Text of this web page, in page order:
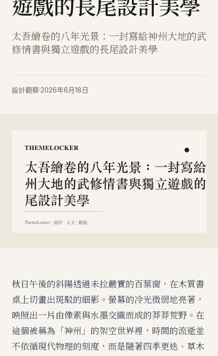
遊戲的長尾設計美學
太吾繪卷的八年光景：一封寫給神州大地的武
修情書與獨立遊戲的長尾設計美學
設計觀察·2026年6月18日
秋日午後的斜陽透過未拉嚴實的百葉窗，在木質書
桌上切畫出斑駁的細影。螢幕的冷光微弱地亮著，
映照出一片由像素與水墨交織而成的莽莽荒野。在
這個被稱為「神州」的架空世界裡，時間的流逝並
不依循現代物理的刻度，而是隨著四季更迭、草木